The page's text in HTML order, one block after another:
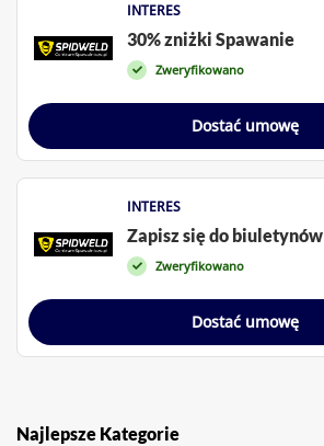
INTERES
30% zniżki Spawanie
Zweryfikowano
Dostać umowę
INTERES
Zapisz się do biuletynów
Zweryfikowano
Dostać umowę
Najlepsze Kategorie